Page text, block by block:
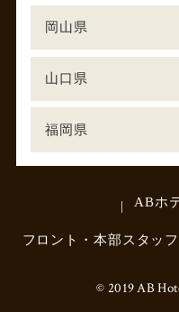
岡山県
山口県
福岡県
ABホ
フロント・本部スタッ
© 2019 AB